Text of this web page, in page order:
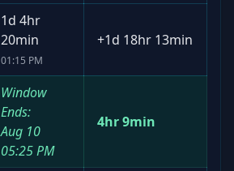
1d 4hr
20min
01:15 PM
+1d 18hr 13min
Window
Ends:
Aug 10
05:25 PM
4hr 9min